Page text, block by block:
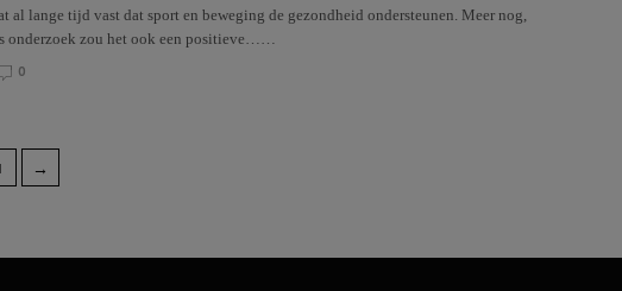
al lange tijd vast dat sport en beweging de gezondheid ondersteunen. Meer nog,
onderzoek zou het ook een positieve……
0
→